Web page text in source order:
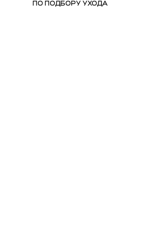
ПО ПОДБОРУ УХОДА